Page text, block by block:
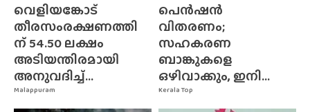
Malappuram
വെളിയങ്കോട്
തീരസംരക്ഷണത്തി
ന് 54.50 ലക്ഷം
അടിയന്തിരമായി
അനുവദിച്ച്...
Kerala Top
പെൻഷൻ
വിതരണം;
സഹകരണ
ബാങ്കുകളെ
ഒഴിവാക്കും, ഇനി...